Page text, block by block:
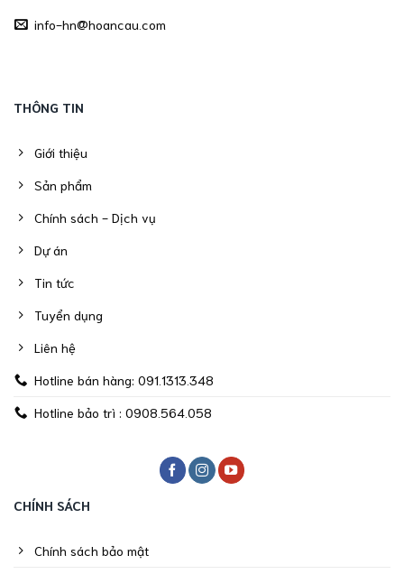
info-hn@hoancau.com
THÔNG TIN
Giới thiệu
Sản phẩm
Chính sách - Dịch vụ
Dự án
Tin tức
Tuyển dụng
Liên hệ
Hotline bán hàng: 091.1313.348
Hotline bảo trì : 0908.564.058
CHÍNH SÁCH
Chính sách bảo mật